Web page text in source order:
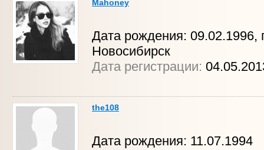
Mahoney
Дата рождения: 09.02.1996,
Новосибирск
Дата регистрации:
the108
Дата рождения: 11.07.1994